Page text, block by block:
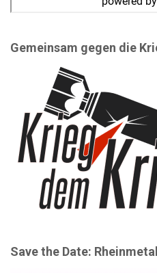
Gemeinsam gegen die
Save the Date: